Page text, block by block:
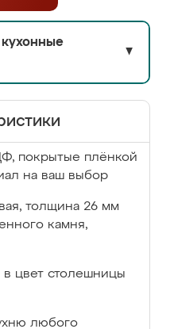
кухонные
▼
покрытые плёнкой
на ваш выбор
толщина 26 мм
камня,
цвет столешницы
любого